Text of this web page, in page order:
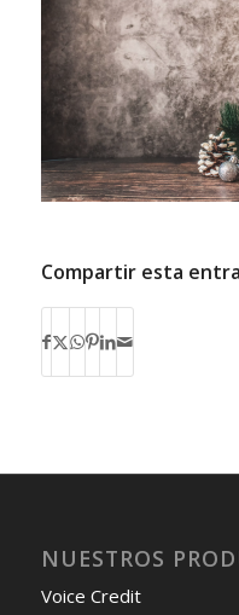
Compartir esta
NUESTROS
Voice Credit